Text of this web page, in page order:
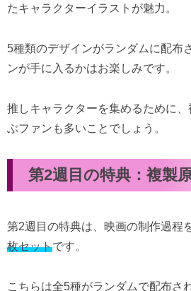
たキャラクターイラストが魅力。
5種類のデザインがランダムに配布
ンが手に入るかはお楽しみです。
推しキャラクターを集めるために
ぶファンも多いことでしょう。
第2週目の特典：複製
第2週目の特典は、映画の制作過程
枚セットです。
こちらは全5種がランダムで配布さ